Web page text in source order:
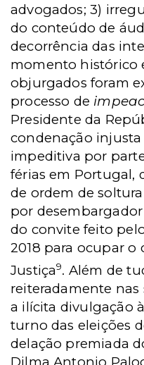
advogados; 3)
do conteúdo de
decorrência das
momento histórico
objurgados foram
processo de
Presidente da
condenação
impeditiva por
férias em Portugal,
de ordem de
por desembargador
do convite feito
2018 para ocupar o
Justiça9. Além de
reiteradamente
a ilícita divulgação
turno das eleições
delação premiada
Dilma Antonio